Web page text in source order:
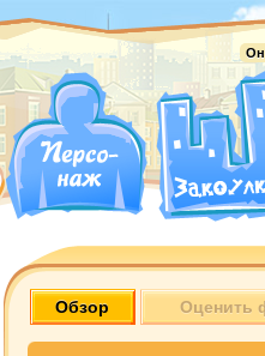
Обзор Оценить